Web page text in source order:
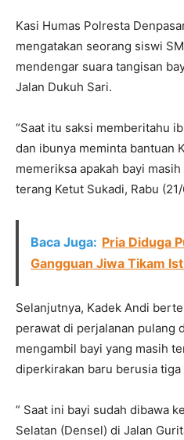
Kasi Humas Polresta
mengatakan seorang siswi
mendengar suara tangisan
Jalan Dukuh Sari.
“Saat itu saksi memberitahu
dan ibunya meminta bantuan
memeriksa apakah bayi
terang Ketut Sukadi, Rabu
Baca Juga: Pria Diduga
Gangguan Jiwa Tikam
Selanjutnya, Kadek Andi
perawat di perjalanan pulang
mengambil bayi yang masih
diperkirakan baru berusia tiga
” Saat ini bayi sudah dibawa
Selatan (Densel) di Jalan